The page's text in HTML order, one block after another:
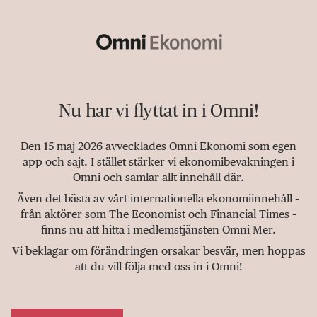
Nu har vi flyttat in i Omni!
Den 15 maj 2026 avvecklades Omni Ekonomi som egen
app och sajt. I stället stärker vi ekonomibevakningen i
Omni och samlar allt innehåll där.
Även det bästa av vårt internationella ekonomiinnehåll –
från aktörer som The Economist och Financial Times –
finns nu att hitta i medlemstjänsten Omni Mer.
Vi beklagar om förändringen orsakar besvär, men hoppas
att du vill följa med oss in i Omni!